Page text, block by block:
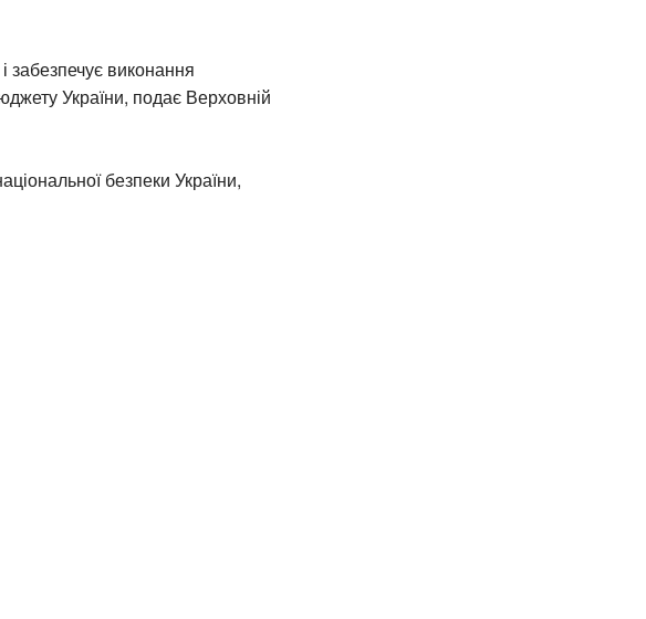
забезпечує виконання
України, подає Верховній
безпеки України,